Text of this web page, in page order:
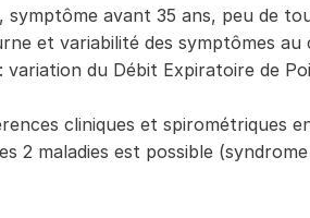
symptôme avant 35 ans, peu de
et variabilité des symptômes au
variation du Débit Expiratoire de
cliniques et spirométriques
2 maladies est possible